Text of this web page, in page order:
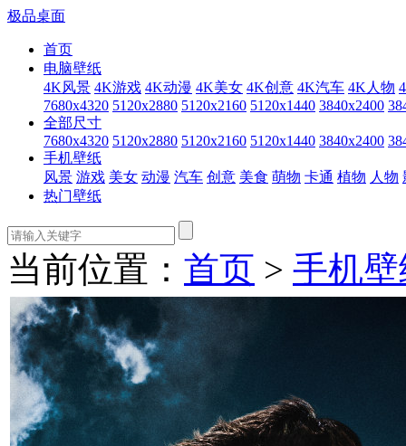
极品桌面
首页
电脑壁纸
4K风景 4K游戏 4K动漫 4K美女 4K创意 4K汽车 4K人物
7680x4320 5120x2880 5120x2160 5120x1440 3840x2400
全部尺寸
7680x4320 5120x2880 5120x2160 5120x1440 3840x2400
手机壁纸
风景 游戏 美女 动漫 汽车 创意 美食 萌物 卡通 植物 人物
热门壁纸
当前位置： 首页 > 手机